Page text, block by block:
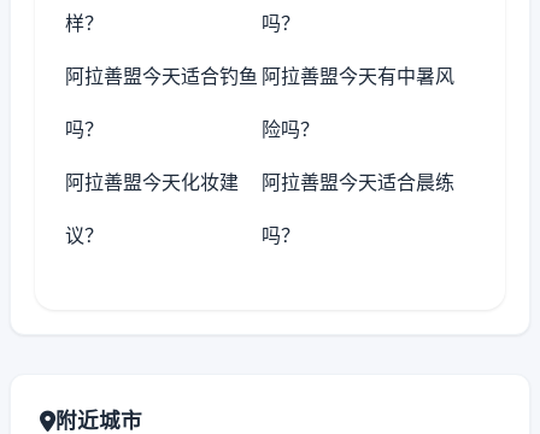
样？ 吗？
阿拉善盟今天适合钓鱼
吗？
阿拉善盟今天有中暑风
险吗？
阿拉善盟今天化妆建
议？
阿拉善盟今天适合晨练
吗？
附近城市